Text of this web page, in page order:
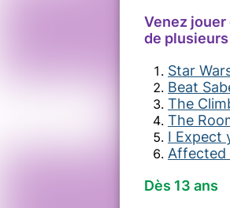
Venez
de
Star
Beat
The
The
I Expect
Affected
Dès 13 ans